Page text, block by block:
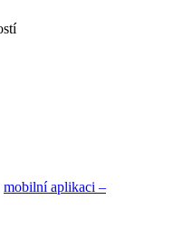
mobilní aplikaci –